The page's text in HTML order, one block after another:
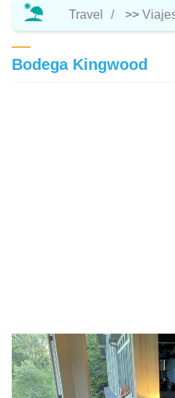
Travel >>
Bodega Kingwood